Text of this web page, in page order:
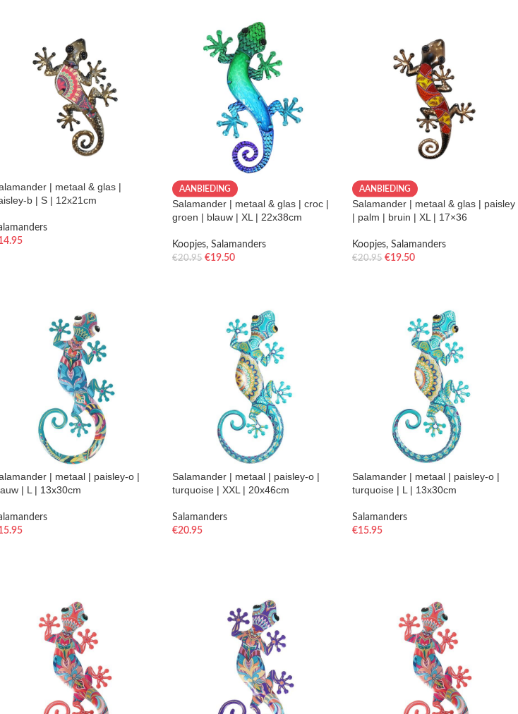
| metaal & glas |
b | S | 12x21cm
AANBIEDING
Salamander | metaal & glas | croc |
groen | blauw | XL | 22x38cm
Koopjes, Salamanders
€20.95 €19.50
AANBIEDING
Salamander | metaal & glas | paisley
| palm | bruin | XL | 17×36
Koopjes, Salamanders
€20.95 €19.50
| metaal | paisley-o |
| L | 13x30cm
Salamander | metaal | paisley-o |
turquoise | XXL | 20x46cm
Salamanders
€20.95
Salamander | metaal | paisley-o |
turquoise | L | 13x30cm
Salamanders
€15.95